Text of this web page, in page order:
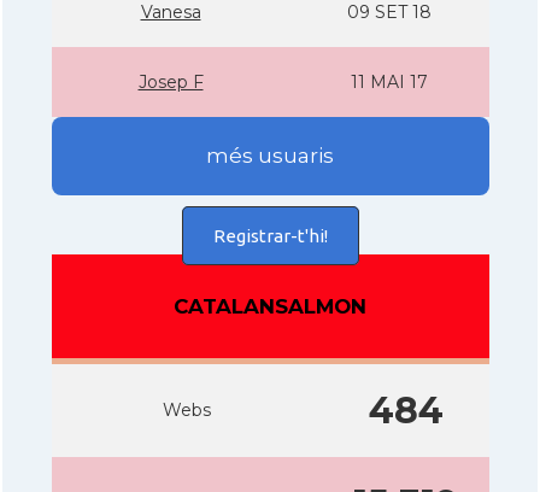
Vanesa 09 SET 18
Josep F 11 MAI 17
més usuaris
Registrar-t'hi!
CATALANSALMON
Webs 484